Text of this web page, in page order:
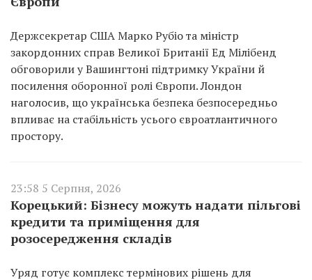
Держсекретар США Марко Рубіо та міністр
закордонних справ Великої Британії Ед Мілібенд
обговорили у Вашингтоні підтримку України й
посилення оборонної ролі Європи. Лондон
наголосив, що українська безпека безпосередньо
впливає на стабільність усього євроатлантичного
простору.
23:58 5 Серпня, 2026
Корецький: Бізнесу можуть надати пільгові
кредити та приміщення для
розосередження складів
Уряд готує комплекс термінових рішень для